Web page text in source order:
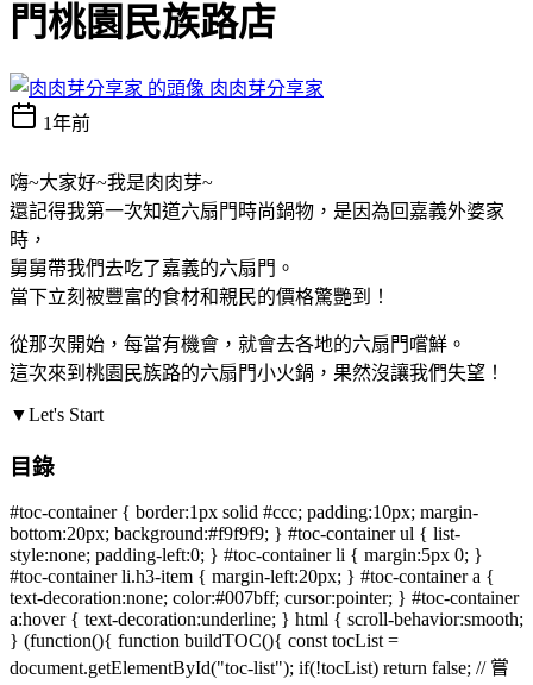
門桃園民族路店
肉肉芽分享家
1年前
嗨~大家好~我是肉肉芽~
還記得我第一次知道六扇門時尚鍋物，是因為回嘉義外婆家
時，
舅舅帶我們去吃了嘉義的六扇門。
當下立刻被豐富的食材和親民的價格驚艷到！
從那次開始，每當有機會，就會去各地的六扇門嚐鮮。
這次來到桃園民族路的六扇門小火鍋，果然沒讓我們失望！
▼Let's Start
目錄
#toc-container { border:1px solid #ccc; padding:10px; margin-
bottom:20px; background:#f9f9f9; } #toc-container ul { list-
style:none; padding-left:0; } #toc-container li { margin:5px 0; }
#toc-container li.h3-item { margin-left:20px; } #toc-container a {
text-decoration:none; color:#007bff; cursor:pointer; } #toc-container
a:hover { text-decoration:underline; } html { scroll-behavior:smooth;
} (function(){ function buildTOC(){ const tocList =
document.getElementById("toc-list"); if(!tocList) return false; // 嘗